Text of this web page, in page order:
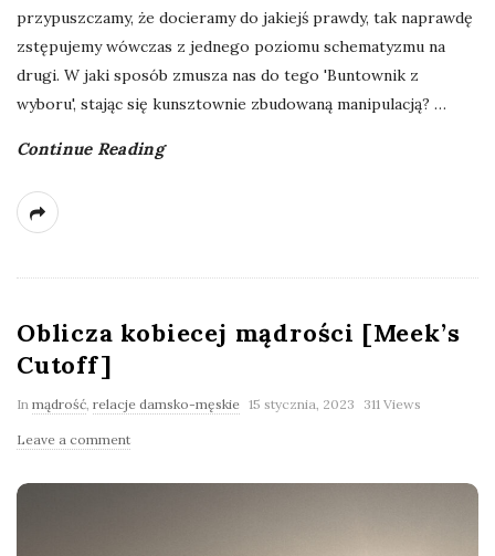
d
r
y
przypuszczamy, że docieramy do jakiejś prawdy, tak naprawdę
zstępujemy wówczas z jednego poziomu schematyzmu na
drugi. W jaki sposób zmusza nas do tego 'Buntownik z
wyboru', stając się kunsztownie zbudowaną manipulacją? …
Continue Reading
Oblicza kobiecej mądrości [Meek’s
Cutoff]
In mądrość relacje damsko-męskie 15 stycznia, 2023 311 Views
Leave a comment